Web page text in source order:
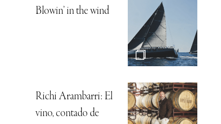
Blowin’ in the wind
Richi Arambarri: El
vino, contado de